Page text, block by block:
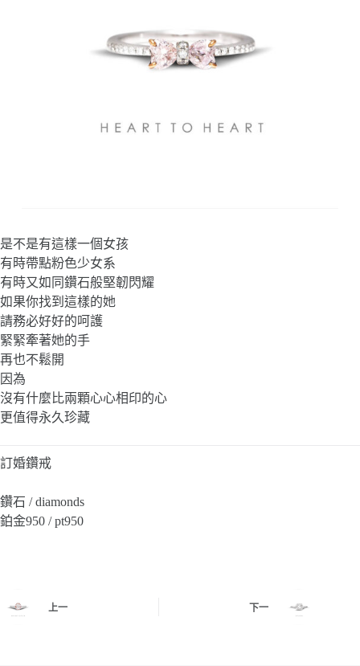
是不是有這樣一個女孩
有時帶點粉色少女系
有時又如同鑽石般堅韌閃耀
如果你找到這樣的她
請務必好好的呵護
緊緊牽著她的手
再也不鬆開
因為
沒有什麼比兩顆心心相印的心
更值得永久珍藏
訂婚鑽戒
鑽石 / diamonds
鉑金950 / pt950
上一 下一